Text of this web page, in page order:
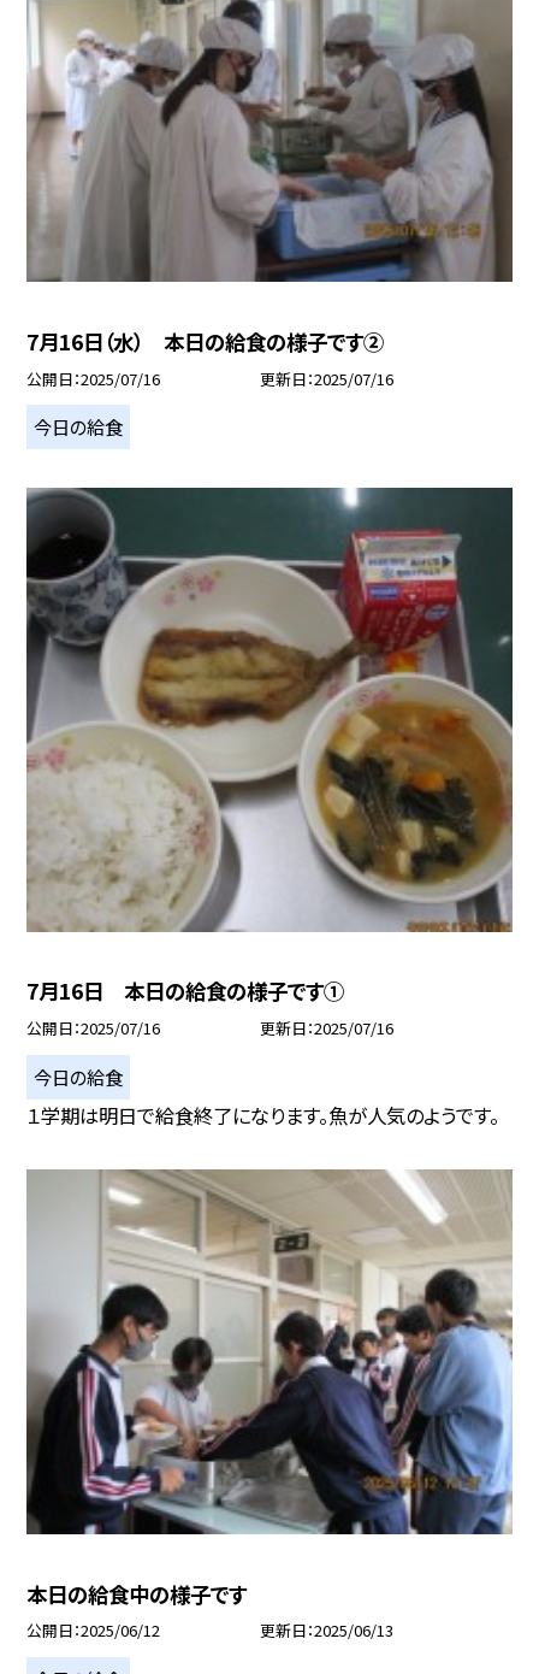
7月16日（水） 本日の給食の様子です②
公開日 2025/07/16 更新日 2025/07/16
今日の給食
7月16日 本日の給食の様子です①
公開日 2025/07/16 更新日 2025/07/16
今日の給食
１学期は明日で給食終了になります。魚が人気のようです。
本日の給食中の様子です
公開日 2025/06/12 更新日 2025/06/13